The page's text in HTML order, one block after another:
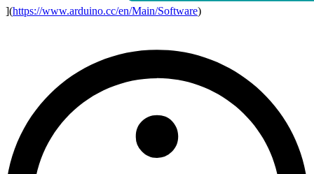
](https://www.arduino.cc/en/Main/Software)